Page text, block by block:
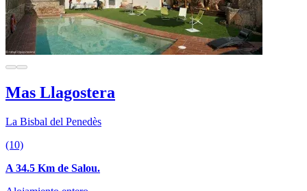
Mas Llagostera
La Bisbal del Penedès
(10)
A 34.5 Km de Salou.